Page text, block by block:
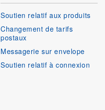
Soutien relatif aux produits
Changement de tarifs
postaux
Messagerie sur envelope
Soutien relatif à connexion